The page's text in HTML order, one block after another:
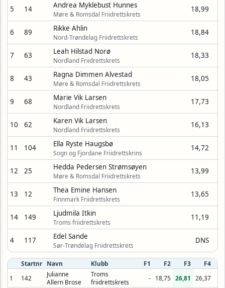
5 14 Andrea Myklebust Hunnes
Møre & Romsdal Friidrettskrets
18,99
6 89 Rikke Ahlin
Nord-Trøndelag Friidrettskrets
18,84
7 63 Leah Hilstad Norø
Nordland Friidrettskrets
18,33
8 43 Ragna Dimmen Alvestad
Møre & Romsdal Friidrettskrets
18,05
9 68 Marie Vik Larsen
Nordland Friidrettskrets
17,73
10 62 Karen Vik Larsen
Nordland Friidrettskrets
16,13
11 104 Ella Ryste Haugsbø
Sogn og Fjordane Friidrettskrins
14,72
12 25 Hedda Pedersen Strømsøyen
Møre & Romsdal Friidrettskrets
13,99
13 12 Thea Emine Hansen
Finnmark Friidrettskrets
13,65
14 149 Ljudmila Itkin
Troms friidrettskrets
11,19
4 117 Edel Sande
Sør-Trøndelag Friidrettskrets
DNS
Startnr Navn Klubb F1 F2 F3 F4
1
142
Julianne
Allern Brose
Troms
friidrettskrets
- 18,75 26,81 26,37